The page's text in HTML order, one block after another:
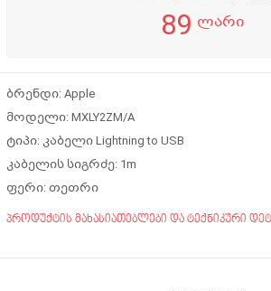
89 ლარი
ბრენდი: Apple
მოდელი: MXLY2ZM/A
ტიპი: კაბელი Lightning to USB
კაბელის სიგრძე: 1m
ფერი: თეთრი
პროდუქტის მახასიათებლები და ტექნიკური